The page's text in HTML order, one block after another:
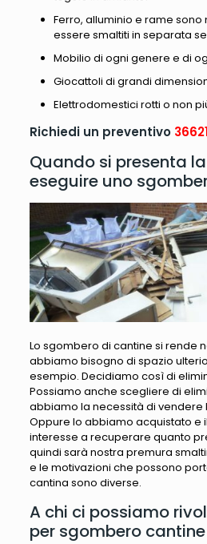
Ferro, alluminio e rame
essere smaltiti in separata
Mobilio di ogni genere e di
Giocattoli di grandi
Elettrodomestici rotti o non
Richiedi un preventivo
Quando si presenta
eseguire uno
Lo sgombero di cantine si rende
abbiamo bisogno di spazio
esempio. Decidiamo così di
Possiamo anche scegliere di
abbiamo la necessità di vendere
Oppure lo abbiamo acquistato e
interesse a recuperare quanto
quindi sarà nostra premura
e le motivazioni che possono
cantina sono diverse.
A chi ci possiamo
per sgombero cantine